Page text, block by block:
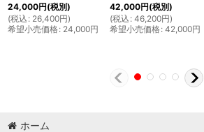
24,000円(税別)
(税込 : 26,400円)
希望小売価格: 24,000円
42,000円(税別)
(税込 : 46,200円)
希望小売価格: 42,000円
ホーム